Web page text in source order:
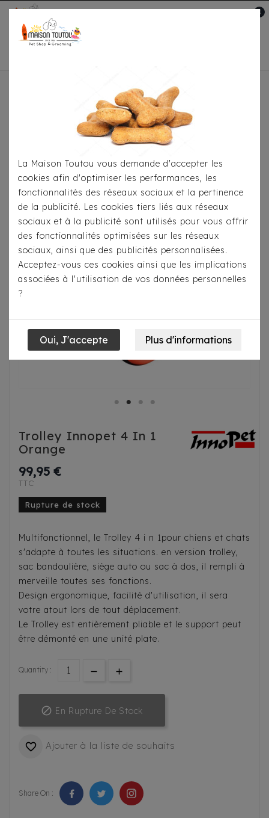
0
Pour Le Transport
Trolley Innopet 4 In 1 Orange
Trolley Innopet 4 In 1
Orange
99,95 €
TTC
Rupture de stock
Multifonctionnel, le Trolley 4 i n 1pour chiens et chats
s'adapte à toutes les situations. en version trolley,
sac bandoulière, siège auto ou sac à dos, il rempli à
merveille toutes ses fonctions.
Design ergonomique, facilité d'utilisation, il sera
votre atout lors de tout déplacement.
Le Trolley est entièrement pliable et le support peut
être démonté en une unité plate.
Quantity :
 En Rupture De Stock
 Ajouter à la liste de souhaits
Share On :
La Maison Toutou vous demande d'accepter les
cookies afin d'optimiser les performances, les
fonctionnalités des réseaux sociaux et la pertinence
de la publicité. Les cookies tiers liés aux réseaux
sociaux et à la publicité sont utilisés pour vous offrir
des fonctionnalités optimisées sur les réseaux
sociaux, ainsi que des publicités personnalisées.
Acceptez-vous ces cookies ainsi que les implications
associées à l'utilisation de vos données personnelles
?